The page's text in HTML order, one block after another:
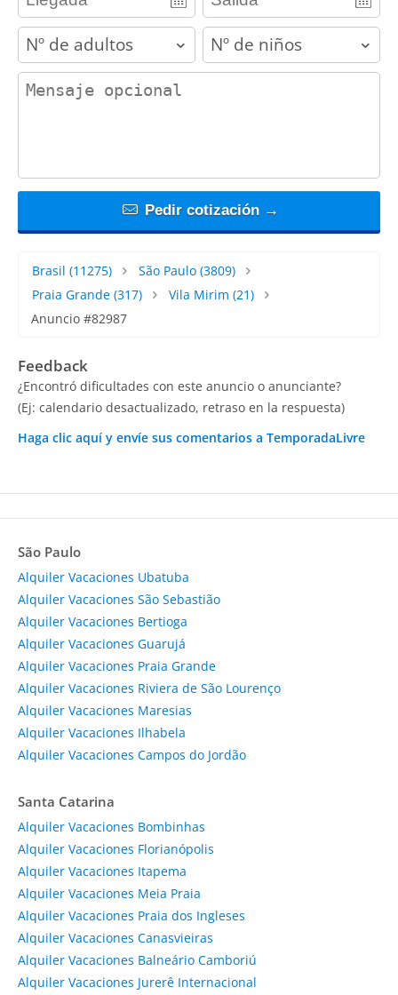
adults children
contact_message
Pedir cotización →
Brasil (11275) São Paulo(3809)
Praia Grande (317) Vila Mirim (21)
Anuncio #82987
Feedback
¿Encontró dificultades con este anuncio o anunciante?
(Ej: calendario desactualizado, retraso en la respuesta)
Haga clic aquí y envíe sus comentarios a TemporadaLivre
São Paulo
Alquiler Vacaciones Ubatuba
Alquiler Vacaciones São Sebastião
Alquiler Vacaciones Bertioga
Alquiler Vacaciones Guarujá
Alquiler Vacaciones Praia Grande
Alquiler Vacaciones Riviera de São Lourenço
Alquiler Vacaciones Maresias
Alquiler Vacaciones Ilhabela
Alquiler Vacaciones Campos do Jordão
Santa Catarina
Alquiler Vacaciones Bombinhas
Alquiler Vacaciones Florianópolis
Alquiler Vacaciones Itapema
Alquiler Vacaciones Meia Praia
Alquiler Vacaciones Praia dos Ingleses
Alquiler Vacaciones Canasvieiras
Alquiler Vacaciones Balneário Camboriú
Alquiler Vacaciones Jurerê Internacional